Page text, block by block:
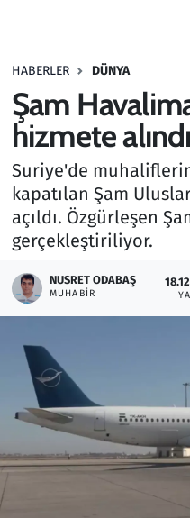
HABERLER DÜNYA
Şam
hizmete
Suriye'de
kapatılan Şam
açıldı. Özgürleşen
gerçekleştiriliyor.
NUSRET ODABAŞ
MUHABIR
Haber
Kültür Sanat
Kurumsal Haberler
Lezzet Durağı
Oyun
Ramazan
Resmi İlanlar